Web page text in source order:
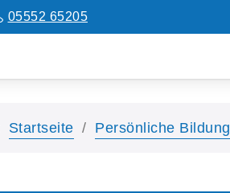
05552 65205
Startseite Persönliche Bildung